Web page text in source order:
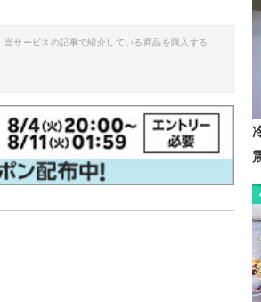
サービスの記事で紹介している商品を購入する